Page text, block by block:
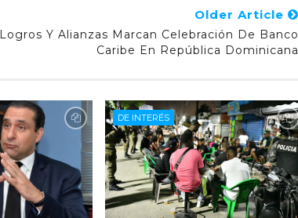
Older Article
Logros Y Alianzas Marcan Celebración De Banco
Caribe En República Dominicana
DE INTERÉS